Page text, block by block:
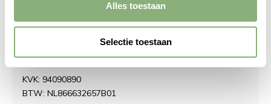
Alles toestaan
Selectie toestaan
DMQ
8243 PZ Lelystad
KVK: 94090890
BTW: NL866632657B01